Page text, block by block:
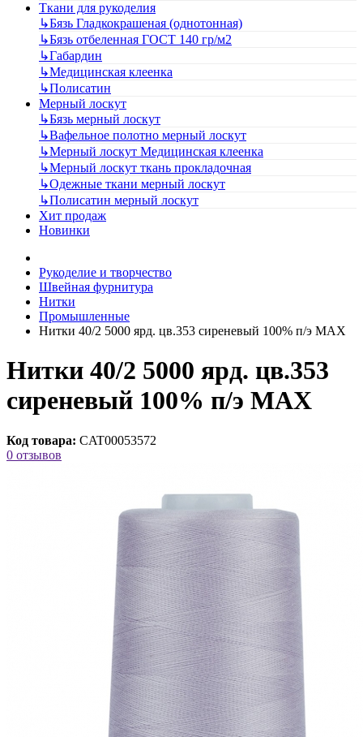
Ткани для рукоделия
↳Бязь Гладкокрашеная (однотонная)
↳Бязь отбеленная ГОСТ 140 гр/м2
↳Габардин
↳Медицинская клеенка
↳Полисатин
Мерный лоскут
↳Бязь мерный лоскут
↳Вафельное полотно мерный лоскут
↳Мерный лоскут Медицинская клеенка
↳Мерный лоскут ткань прокладочная
↳Одежные ткани мерный лоскут
↳Полисатин мерный лоскут
Хит продаж
Новинки
Рукоделие и творчество
Швейная фурнитура
Нитки
Промышленные
Нитки 40/2 5000 ярд. цв.353 сиреневый 100% п/э MAX
Нитки 40/2 5000 ярд. цв.353
сиреневый 100% п/э MAX
Код товара: CAT00053572
0 отзывов